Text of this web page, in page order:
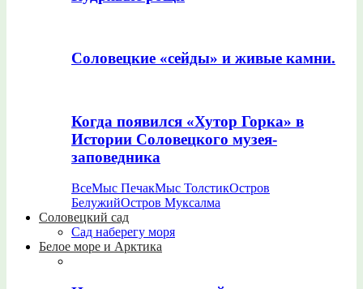
Соловецкие «сейды» и живые камни.
Когда появился «Хутор Горка» в
Истории Соловецкого музея-
заповедника
ВсеМыс ПечакМыс ТолстикОстров
БелужийОстров Муксалма
Соловецкий сад
Сад наберегу моря
Белое море и Арктика